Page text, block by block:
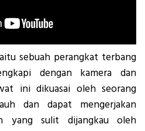
sebuah perangkat terbang
dengan kamera dan
ini dikuasai oleh seorang
dan dapat mengerjakan
yang sulit dijangkau oleh